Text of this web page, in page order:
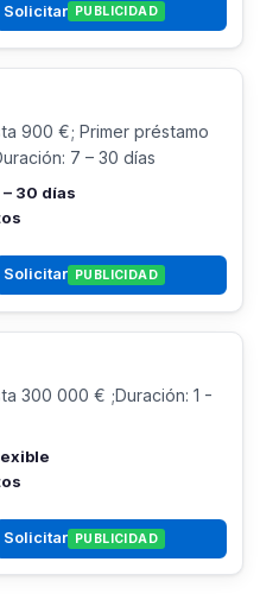
Solicitar PUBLICIDAD
900 €; Primer préstamo
7 – 30 días
– 30 días
Solicitar PUBLICIDAD
300 000 € ;Duración: 1 -
Solicitar PUBLICIDAD